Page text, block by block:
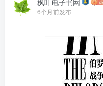
6个月前发布
登录